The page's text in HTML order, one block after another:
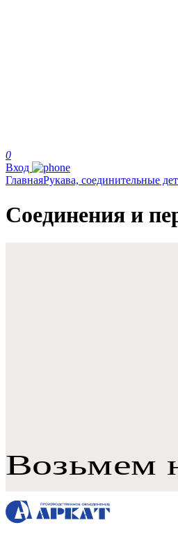
0
Вход
ГлавнаяРукава, соединительные
Соединения и